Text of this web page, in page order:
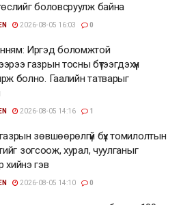
боловсруулж байна
2026-08-05 16:03 0
Иргэд боломжтой
газрын тосны бүтээгдэхүүн
болно. Гаалийн татварыг
2026-08-05 14:16 1
зөвшөөрөлгүй бүх томилолтын
зогсоож, хурал, чуулганыг
хийнэ гэв
2026-08-05 14:10 0